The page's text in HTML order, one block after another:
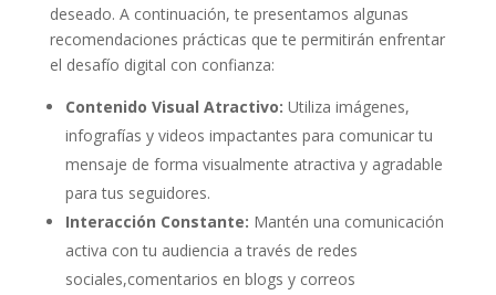
deseado.‌ A‍ continuación,‍ te presentamos ‍algunas
recomendaciones⁢ prácticas ⁤que te​ permitirán ⁣enfrentar
el desafío digital con confianza:
Contenido⁤ Visual Atractivo: Utiliza imágenes,
infografías⁢ y videos impactantes‌ para ⁤comunicar tu
mensaje ⁤de forma visualmente ⁤atractiva ⁢y agradable
para‌ tus seguidores.
Interacción⁣ Constante: Mantén una⁣ comunicación
activa ​con tu audiencia a través de redes
sociales,comentarios en blogs y correos